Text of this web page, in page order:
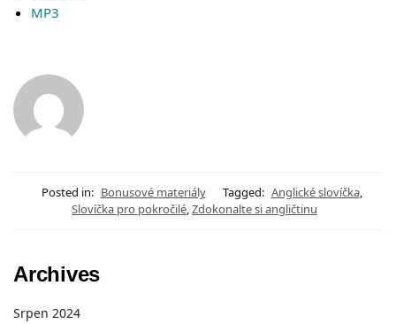
MP3
Posted in: Bonusové materiály Tagged: Anglické slovíčka,
Slovíčka pro pokročilé,Zdokonalte si angličtinu
Archives
Srpen 2024